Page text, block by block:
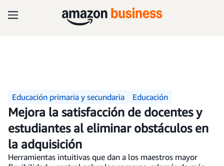
Educación primaria y secundaria Educación
Mejora la satisfacción de docentes y
estudiantes al eliminar obstáculos en
la adquisición
Herramientas intuitivas que dan a los maestros mayor